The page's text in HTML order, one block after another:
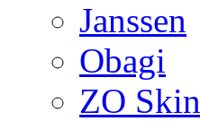
Janssen
Obagi
ZO Skin